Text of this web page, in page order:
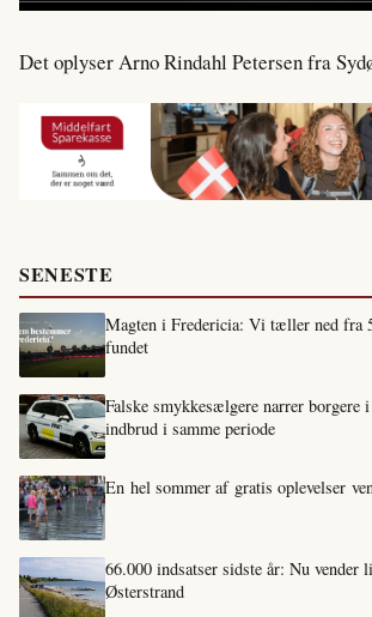
Det oplyser Arno Rindahl Petersen fra
SENESTE
Magten i Fredericia: Vi tæller ned fra
fundet
Falske smykkesælgere narrer borgere
indbrud i samme periode
En hel sommer af gratis oplevelser
66.000 indsatser sidste år: Nu vender
Østerstrand